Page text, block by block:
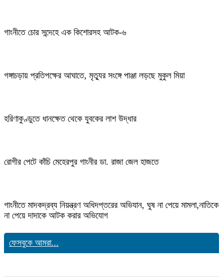
গাংনীতে চোর সন্দেহে এক কিশোরসহ আটক-৬
গঙ্গাচড়ায় প্রতিপক্ষের আঘাতে, মৃত্যুর সংঙ্গে পাঞ্জা লড়ছে মুকুল মিয়া
হরিণাকুণ্ডুতে ধানক্ষেত থেকে যুবকের লাশ উদ্ধার
রোগীর পেটে কাঁচি মেহেরপুর গাংনীর ডা. রাজা জেল হাজতে
গাংনীতে মাদকদ্রব্য নিয়ন্ত্রণ অধিদপ্তরের অভিযান, ঘুষ না পেয়ে মামলা,নাতিকে
না পেয়ে দাদাকে আটক করার অভিযোগ
ফেসবুকে আমরা...